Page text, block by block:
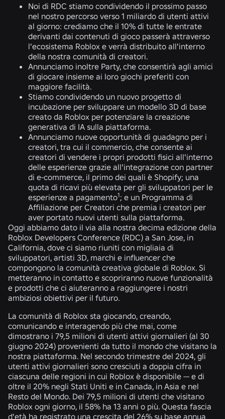
Noi di RDC stiamo condividendo il prossimo passo
nel nostro percorso verso 1 miliardo di utenti attivi
al giorno: crediamo che il 10% di tutte le entrate
derivanti dai contenuti di gioco passerà attraverso
l'ecosistema Roblox e verrà distribuito all'interno
della nostra comunità di creatori.
Annunciamo inoltre Party, che consentirà agli amici
di giocare insieme ai loro giochi preferiti con
maggiore facilità.
Stiamo condividendo un nuovo progetto di
incubazione per sviluppare un modello 3D di base
creato da Roblox per potenziare la creazione
generativa di IA sulla piattaforma.
Annunciamo nuove opportunità di guadagno per i
creatori, tra cui il commercio, che consente ai
creatori di vendere i propri prodotti fisici all'interno
delle esperienze grazie all'integrazione con partner
di e-commerce, il primo dei quali è Shopify; una
quota di ricavi più elevata per gli sviluppatori per le
esperienze a pagamento1; e un Programma di
Affiliazione per Creatori che premia i creatori per
aver portato nuovi utenti sulla piattaforma.
Oggi abbiamo dato il via alla nostra decima edizione della
Roblox Developers Conference (RDC) a San Jose, in
California, dove ci siamo riuniti con migliaia di
sviluppatori, artisti 3D, marchi e influencer che
compongono la comunità creativa globale di Roblox. Si
metteranno in contatto e scopriranno nuove funzionalità
e prodotti che ci aiuteranno a raggiungere i nostri
ambiziosi obiettivi per il futuro.
La comunità di Roblox sta giocando, creando,
comunicando e interagendo più che mai, come
dimostrano i 79,5 milioni di utenti attivi giornalieri (al 30
giugno 2024) provenienti da tutto il mondo che visitano la
nostra piattaforma. Nel secondo trimestre del 2024, gli
utenti attivi giornalieri sono cresciuti a doppia cifra in
ciascuna delle regioni in cui Roblox è disponibile — e di
oltre il 20% negli Stati Uniti e in Canada, in Asia e nel
Resto del Mondo. Dei 79,5 milioni di utenti che visitano
Roblox ogni giorno, il 58% ha 13 anni o più. Questa fascia
d'età ha registrato una crescita del 26% su base annua